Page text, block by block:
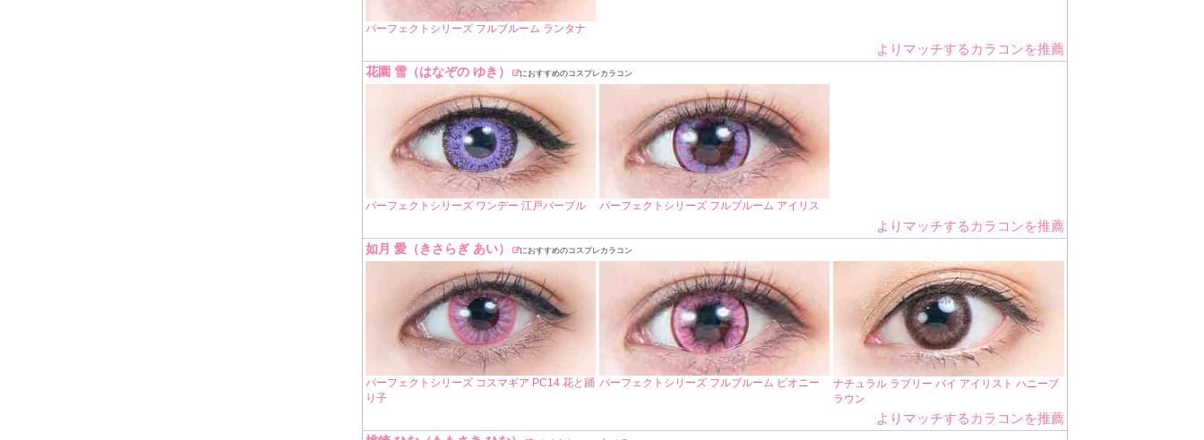
パーフェクトシリーズ フルブルーム ランタナ
よりマッチするカラコンを推薦
花園 雪（はなぞの ゆき） におすすめのコスプレカラコン
パーフェクトシリーズ ワンデー 江戸パープル パーフェクトシリーズ フルブルーム アイリス
よりマッチするカラコンを推薦
如月 愛（きさらぎ あい） におすすめのコスプレカラコン
パーフェクトシリーズ コスマギア PC14 花と踊
り子
パーフェクトシリーズ フルブルーム ピオニー
ナチュラル ラブリー バイ アイリスト ハニーブ
ラウン
よりマッチするカラコンを推薦